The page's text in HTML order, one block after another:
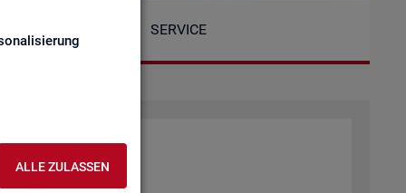
ALLE ZULASSEN
SERVICE